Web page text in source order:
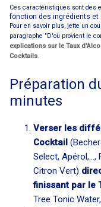
Ces caractéristiques sont des
fonction des ingrédients et
Pour en savoir plus, jette un
paragraphe "D'où provient le
explications sur le Taux
Cocktails.
Préparation
minutes
Verser les
Cocktail
Select,
Citron Vert)
finissant par le
Tree Tonic